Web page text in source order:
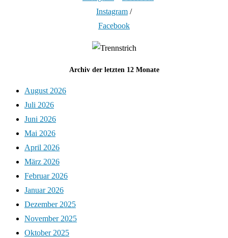
Instagram /
Facebook
Archiv der letzten 12 Monate
August 2026
Juli 2026
Juni 2026
Mai 2026
April 2026
März 2026
Februar 2026
Januar 2026
Dezember 2025
November 2025
Oktober 2025